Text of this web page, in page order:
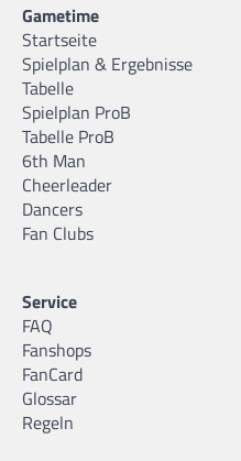
Gametime
Startseite
Spielplan & Ergebnisse
Tabelle
Spielplan ProB
Tabelle ProB
6th Man
Cheerleader
Dancers
Fan Clubs
Service
FAQ
Fanshops
FanCard
Glossar
Regeln